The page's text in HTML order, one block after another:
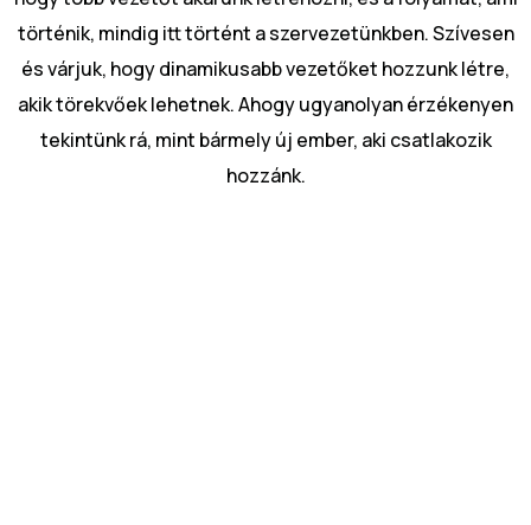
kiszolgálunk
megoldások
Szerbia
Bulgária
Horvátország
történik, mindig itt történt a szervezetünkben. Szívesen
és várjuk, hogy dinamikusabb vezetőket hozzunk létre,
akik törekvőek lehetnek. Ahogy ugyanolyan érzékenyen
tekintünk rá, mint bármely új ember, aki csatlakozik
hozzánk.